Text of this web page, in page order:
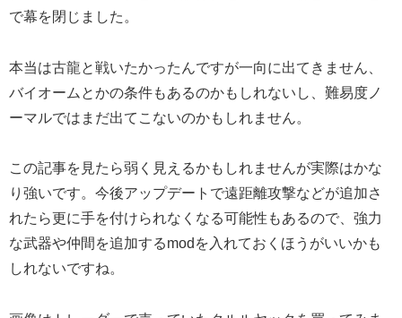
で幕を閉じました。
本当は古龍と戦いたかったんですが一向に出てきません、
バイオームとかの条件もあるのかもしれないし、難易度ノ
ーマルではまだ出てこないのかもしれません。
この記事を見たら弱く見えるかもしれませんが実際はかな
り強いです。今後アップデートで遠距離攻撃などが追加さ
れたら更に手を付けられなくなる可能性もあるので、強力
な武器や仲間を追加するmodを入れておくほうがいいかも
しれないですね。